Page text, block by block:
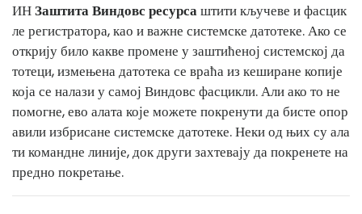
ИНЗаштита Виндовс ресурсаштити кључеве и фасцик
ле регистратора, као и важне системске датотеке. Ако се
открију било какве промене у заштићеној системској да
тотеци, измењена датотека се враћа из кеширане копије
која се налази у самој Виндовс фасцикли. Али ако то не
помогне, ево алата које можете покренути да бисте опор
авили избрисане системске датотеке. Неки од њих су ала
ти командне линије, док други захтевају да покренете на
предно покретање.